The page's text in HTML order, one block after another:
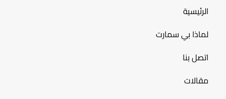
الرئيسية
لماذا بي سمارت
اتصل بنا
مقالات